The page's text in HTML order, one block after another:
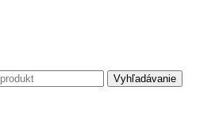
Vyhľadávanie